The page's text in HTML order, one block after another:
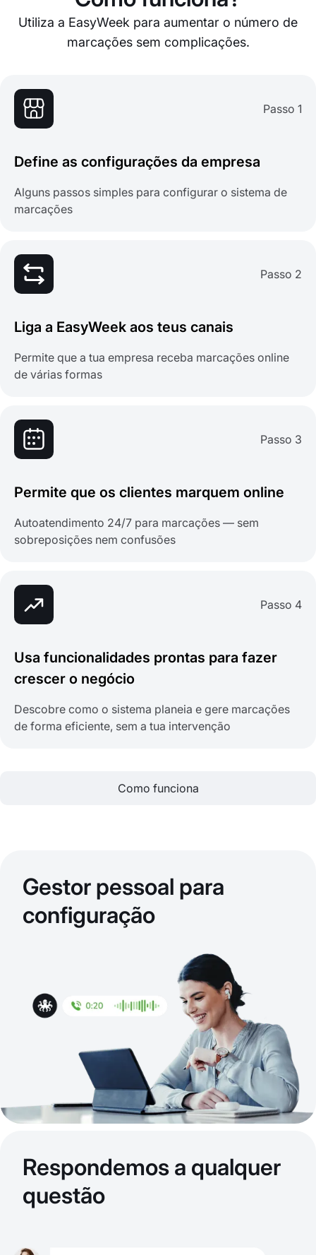
Utiliza a EasyWeek para aumentar o número de
marcações sem complicações.
Passo 1
Define as configurações da empresa
Alguns passos simples para configurar o sistema de
marcações
Passo 2
Liga a EasyWeek aos teus canais
Permite que a tua empresa receba marcações online
de várias formas
Passo 3
Permite que os clientes marquem online
Autoatendimento 24/7 para marcações — sem
sobreposições nem confusões
Passo 4
Usa funcionalidades prontas para fazer
crescer o negócio
Descobre como o sistema planeia e gere marcações
de forma eficiente, sem a tua intervenção
Como funciona
Gestor pessoal para
configuração
Respondemos a qualquer
questão